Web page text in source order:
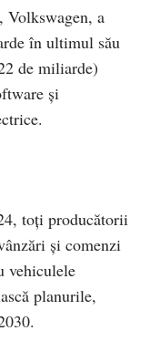
Volkswagen, a
în ultimul său
de miliarde)
și
toți producătorii
și comenzi
vehiculele
planurile,